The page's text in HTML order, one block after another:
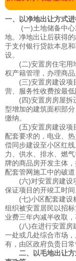
一、以净地出让方式
(一)土地储备中心
地。净地出让后获得
于支付银行贷款本息
设。
(二)安置房住宅用地
权产籍管理，办理商
(三)安置房建设项目
营、服务性收费按最
(四)安置房房屋拆迁
型增加的建筑面积部
缴纳。
(五)安置房建设项目
配套要求的，电业、
偿同步建设至小区红
力、供水、排水、燃
牌的商品房开发主体
配套管网施工中的破道
(六)对安置房建设项
保证项目的开竣工时间
(七)小区配套建设标
组织被安置居民以招
业费三年内减半收取
(八)在进行安置房建
一处或几处综合市场
有，由区政府负贵日常
二、以毛地出让方